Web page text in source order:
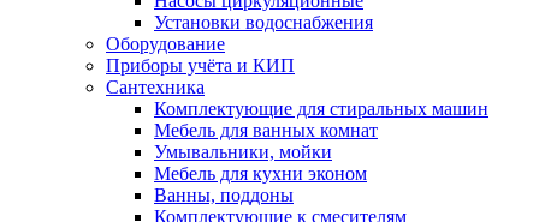
Установки водоснабжения
Оборудование
Приборы учёта и КИП
Сантехника
Комплектующие для стиральных машин
Мебель для ванных комнат
Умывальники, мойки
Мебель для кухни эконом
Ванны, поддоны
Комплектующие к смесителям